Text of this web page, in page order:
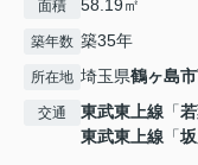
面積 58.19㎡
築年数 築35年
所在地 埼玉県鶴ヶ島市
交通 東武東上線 「
東武東上線 「